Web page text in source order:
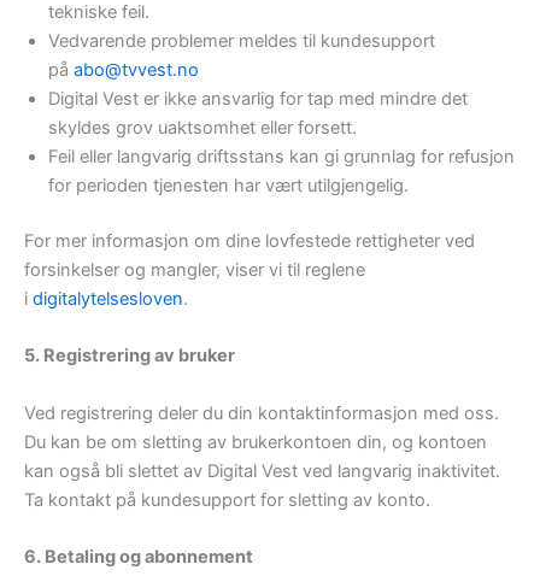
tekniske feil.
Vedvarende problemer meldes til kundesupport
på abo@tvvest.no
Digital Vest er ikke ansvarlig for tap med mindre det
skyldes grov uaktsomhet eller forsett.
Feil eller langvarig driftsstans kan gi grunnlag for refusjon
for perioden tjenesten har vært utilgjengelig.
For mer informasjon om dine lovfestede rettigheter ved
forsinkelser og mangler, viser vi til reglene
i digitalytelsesloven.
5. Registrering av bruker
Ved registrering deler du din kontaktinformasjon med oss.
Du kan be om sletting av brukerkontoen din, og kontoen
kan også bli slettet av Digital Vest ved langvarig inaktivitet.
Ta kontakt på kundesupport for sletting av konto.
6. Betaling og abonnement